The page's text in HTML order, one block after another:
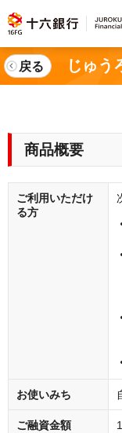
じゅう
戻る
商品概要
ご利用いただけ
る方
お使いみち
ご融資金額